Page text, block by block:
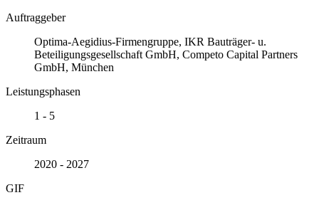
Auftraggeber
Optima-Aegidius-Firmengruppe, IKR Bauträger- u.
Beteiligungsgesellschaft GmbH, Competo Capital Partners
GmbH, München
Leistungsphasen
1 - 5
Zeitraum
2020 - 2027
GIF